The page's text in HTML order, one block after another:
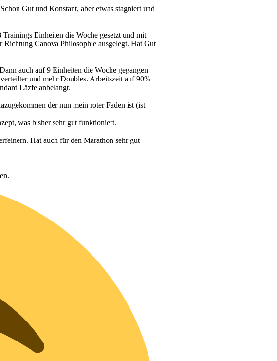
Gut und Konstant, aber etwas stagniert und
Einheiten die Woche gesetzt und mit
Richtung Canova Philosophie ausgelegt. Hat Gut
auch auf 9 Einheiten die Woche gegangen
und mehr Doubles. Arbeitszeit auf 90%
Läzfe anbelangt.
der nun mein roter Faden ist (ist
was bisher sehr gut funktioniert.
Hat auch für den Marathon sehr gut